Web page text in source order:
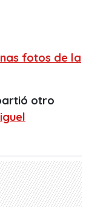
fotos de la
otro